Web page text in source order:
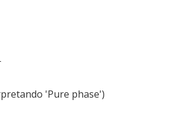
'Pure phase')